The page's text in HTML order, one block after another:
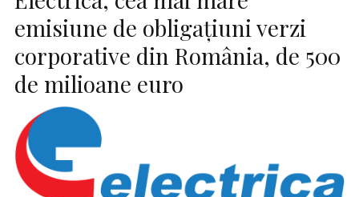
emisiune de obligaţiuni verzi
corporative din România, de 500
de milioane euro